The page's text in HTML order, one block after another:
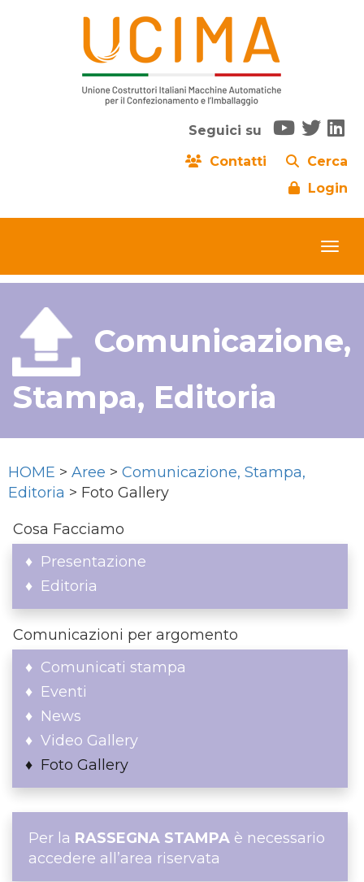
Seguici su
Contatti
Cerca
Login
Comunicazione,
Stampa, Editoria
HOME > Aree > Comunicazione, Stampa,
Editoria > Foto Gallery
Cosa Facciamo
Presentazione
Editoria
Comunicazioni per argomento
Comunicati stampa
Eventi
News
Video Gallery
Foto Gallery
Per la RASSEGNA STAMPA è necessario
accedere all’area riservata